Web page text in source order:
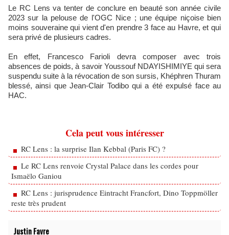
Le RC Lens va tenter de conclure en beauté son année civile
2023 sur la pelouse de l'OGC Nice ; une équipe niçoise bien
moins souveraine qui vient d'en prendre 3 face au Havre, et qui
sera privé de plusieurs cadres.
En effet, Francesco Farioli devra composer avec trois
absences de poids, à savoir Youssouf NDAYISHIMIYE qui sera
suspendu suite à la révocation de son sursis, Khéphren Thuram
blessé, ainsi que Jean-Clair Todibo qui a été expulsé face au
HAC.
Cela peut vous intéresser
RC Lens : la surprise Ilan Kebbal (Paris FC) ?
Le RC Lens renvoie Crystal Palace dans les cordes pour
Ismaëlo Ganiou
RC Lens : jurisprudence Eintracht Francfort, Dino Toppmöller
reste très prudent
Justin Favre